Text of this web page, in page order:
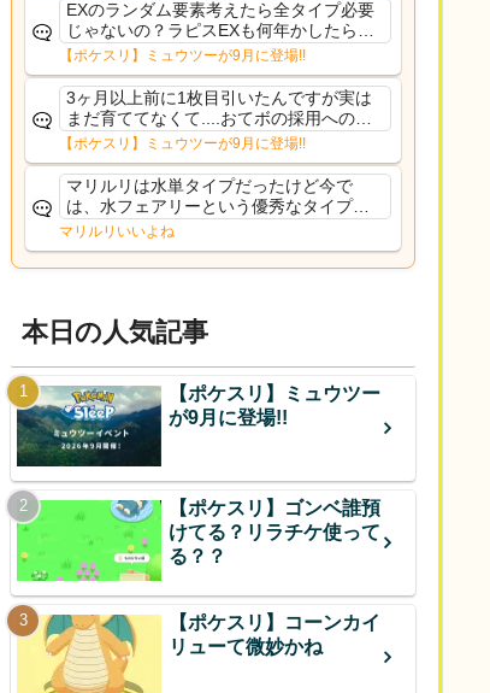
EXのランダム要素考えたら全タイプ必要
じゃないの？ラピスEXも何年かしたら来
るだろうし後から厳選したい育てたいっ
て思ってもどうにもならないのがこのゲ
ームだしな
【ポケスリ】ミュウツーが9月に登場!!
3ヶ月以上前に1枚目引いたんですが実は
まだ育ててなくて....おてボの採用への影
響は勉強になります。ありがとうござい
ますオイルはだいぶ強めのABBレントラ
ーいて芋の方が不安なんで1枚目にしよう
かなと思...
【ポケスリ】ミュウツーが9月に登場!!
マリルリは水単タイプだったけど今で
は、水フェアリーという優秀なタイプだ
な、後特性力持ちって見た目と全然違う
な
マリルリいいよね
本日の人気記事
【ポケスリ】ミュウツー
が9月に登場!!
【ポケスリ】ゴンベ誰預
けてる？リラチケ使って
る？？
【ポケスリ】コーンカイ
リューて微妙かね